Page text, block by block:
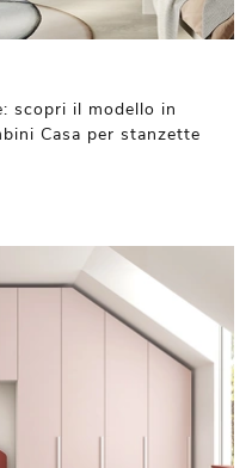
scopri il modello in
Casa per stanzette